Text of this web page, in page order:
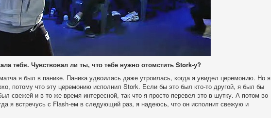
тебя. Чувствовал ли ты, что тебе нужно отомстить Stork-у?
я был в панике. Паника удвоилась даже утроилась, когда я увидел церемонию. Но я
потому что эту церемонию исполнил Stork. Если бы это был кто-то другой, я был бы
свежей и в то же время интересной, так что я просто перевел это в шутку. А потом во
я встречусь с Flash-ем в следующий раз, я надеюсь, что он исполнит свежую и